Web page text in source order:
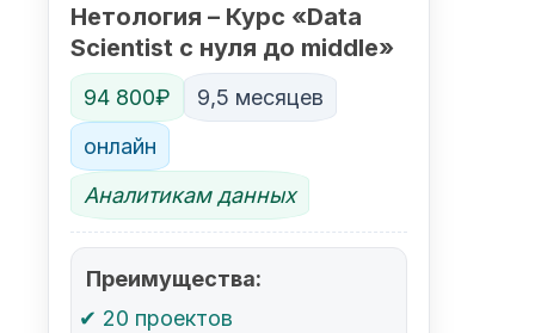
Нетология – Курс «Data
Scientist с нуля до middle»
94 800₽
9,5 месяцев
онлайн
Аналитикам данных
Преимущества:
20 проектов